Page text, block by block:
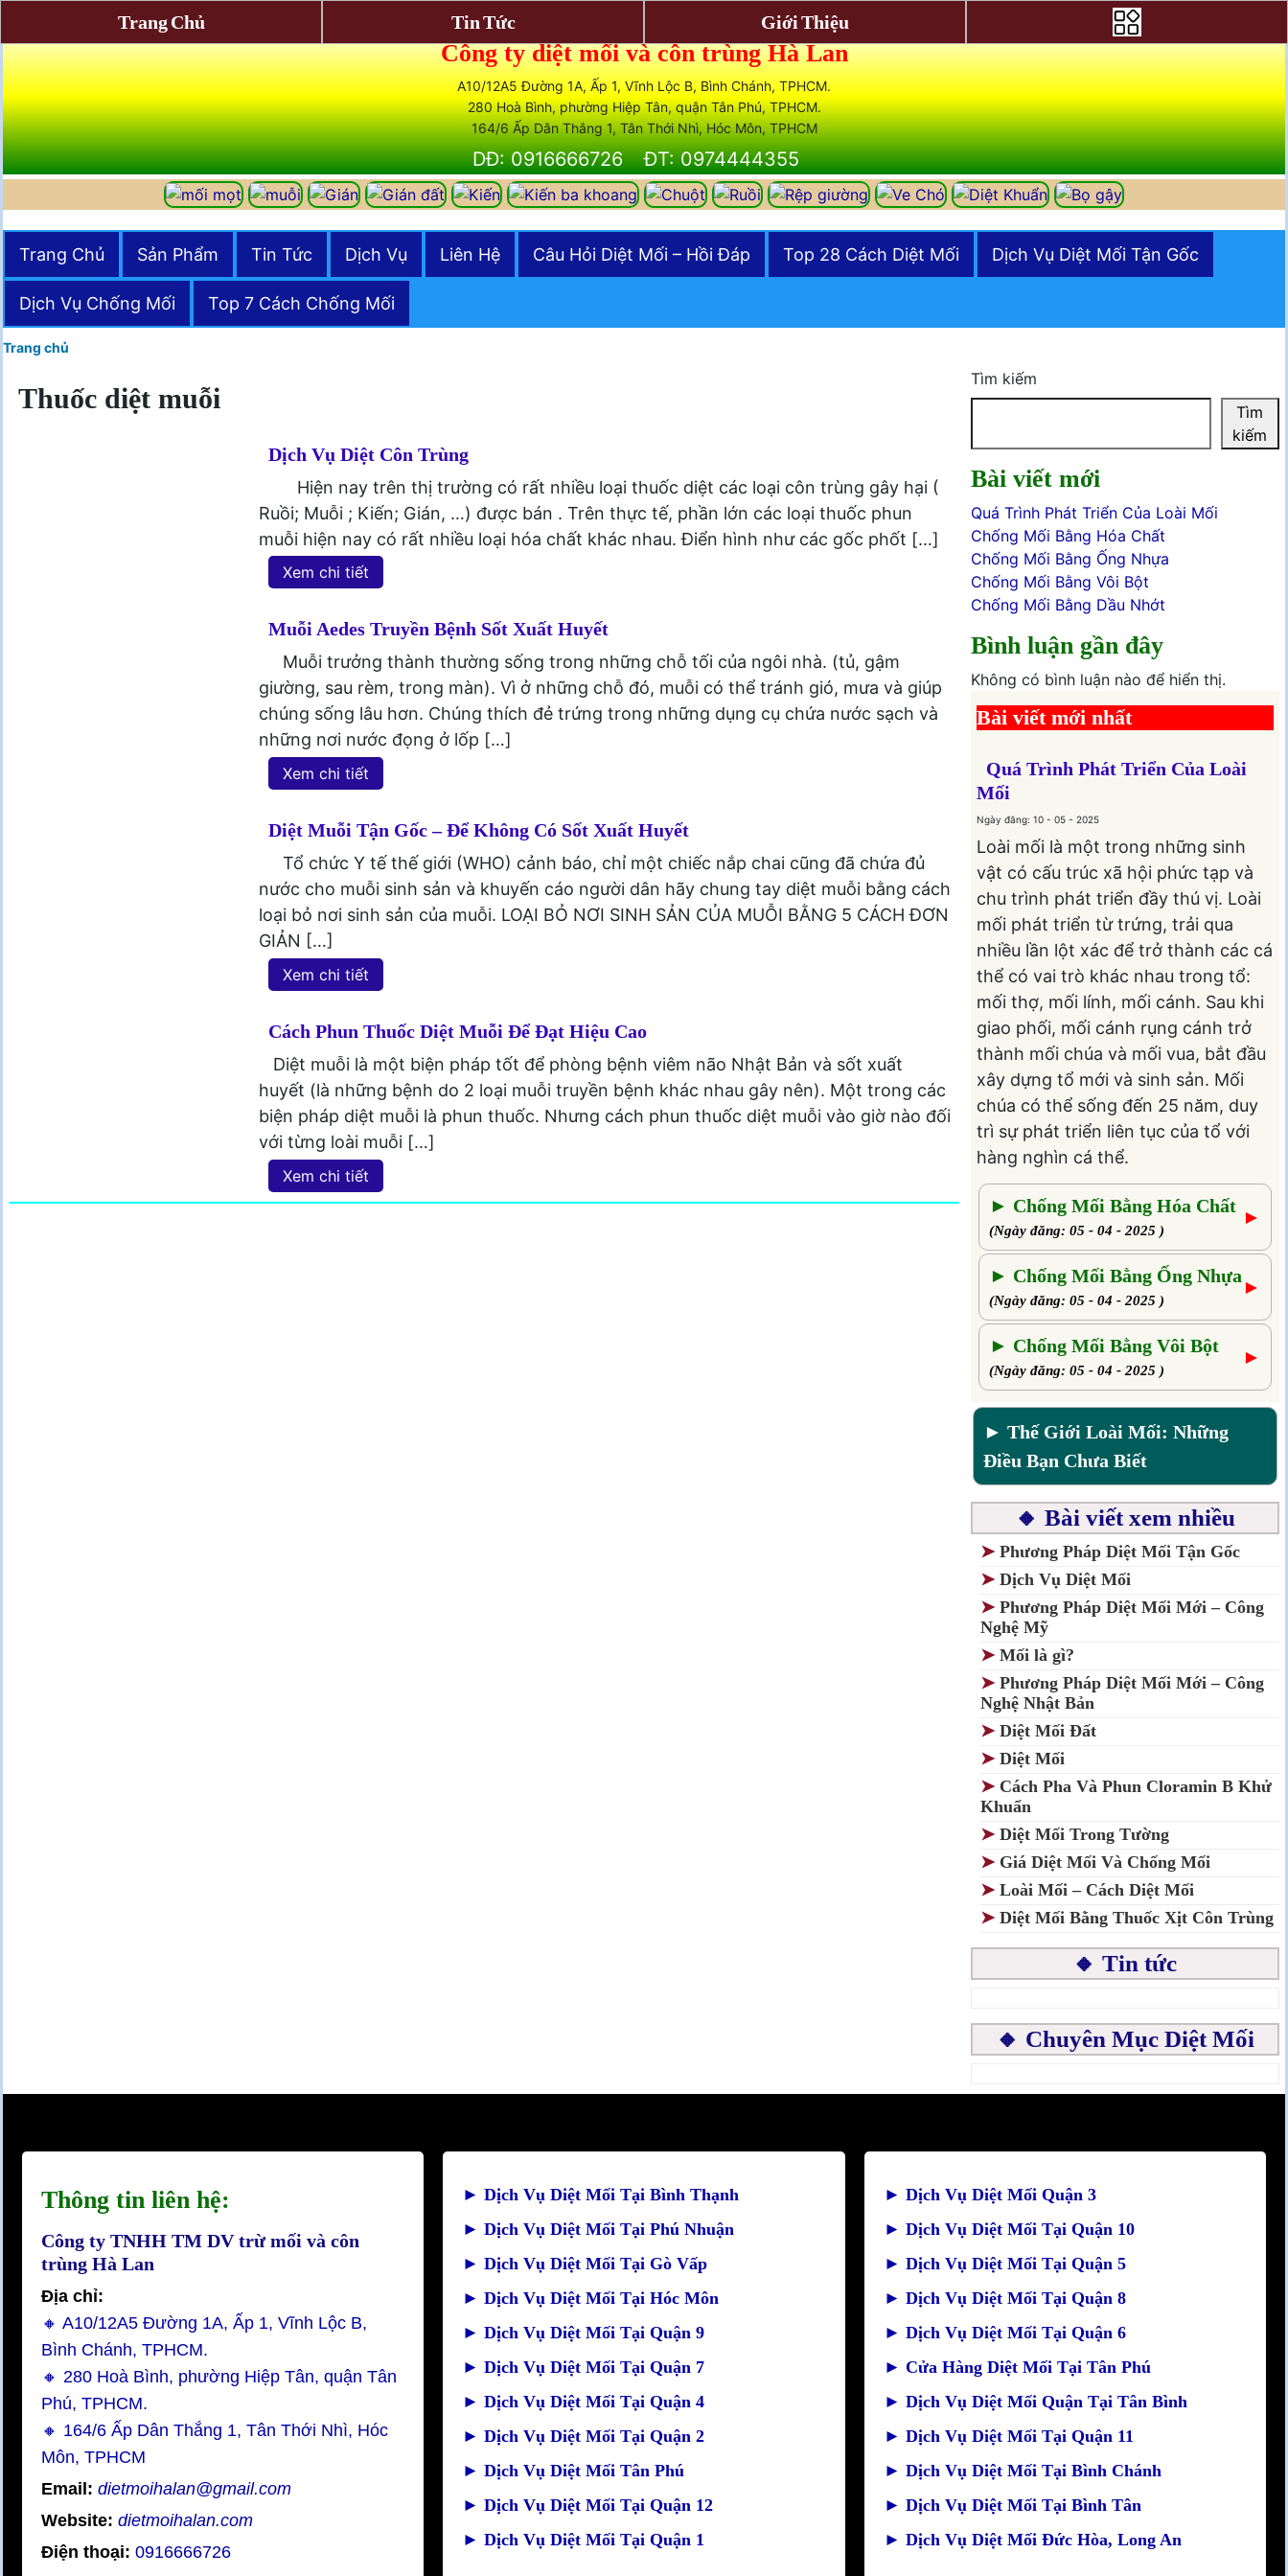
Công ty diệt mối và côn trùng Hà Lan
A10/12A5 Đường 1A, Ấp 1, Vĩnh Lộc B, Bình Chánh, TPHCM.
280 Hoà Bình, phường Hiệp Tân, quận Tân Phú, TPHCM.
164/6 Ấp Dân Thắng 1, Tân Thới Nhì, Hóc Môn, TPHCM
DĐ: 0916666726 ĐT: 0974444355
Trang Chủ Sản Phẩm Tin Tức Dịch Vụ Liên Hệ Câu Hỏi Diệt Mối – Hồi Đáp Top 28 Cách Diệt Mối Dịch Vụ Diệt Mối Tận Gốc
Dịch Vụ Chống Mối Top 7 Cách Chống Mối
Trang chủ
Thuốc diệt muỗi
Dịch Vụ Diệt Côn Trùng
Hiện nay trên thị trường có rất nhiều loại thuốc diệt các loại côn trùng gây hại (
Ruồi; Muỗi ; Kiến; Gián, …) được bán . Trên thực tế, phần lớn các loại thuốc phun
muỗi hiện nay có rất nhiều loại hóa chất khác nhau. Điển hình như các gốc phốt […]
Xem chi tiết
Muỗi Aedes Truyền Bệnh Sốt Xuất Huyết
Muỗi trưởng thành thường sống trong những chỗ tối của ngôi nhà. (tủ, gậm
giường, sau rèm, trong màn). Vì ở những chỗ đó, muỗi có thể tránh gió, mưa và giúp
chúng sống lâu hơn. Chúng thích đẻ trứng trong những dụng cụ chứa nước sạch và
những nơi nước đọng ở lốp […]
Xem chi tiết
Diệt Muỗi Tận Gốc – Để Không Có Sốt Xuất Huyết
Tổ chức Y tế thế giới (WHO) cảnh báo, chỉ một chiếc nắp chai cũng đã chứa đủ
nước cho muỗi sinh sản và khuyến cáo người dân hãy chung tay diệt muỗi bằng cách
loại bỏ nơi sinh sản của muỗi. LOẠI BỎ NƠI SINH SẢN CỦA MUỖI BẰNG 5 CÁCH ĐƠN
GIẢN […]
Xem chi tiết
Cách Phun Thuốc Diệt Muỗi Để Đạt Hiệu Cao
Diệt muỗi là một biện pháp tốt để phòng bệnh viêm não Nhật Bản và sốt xuất
huyết (là những bệnh do 2 loại muỗi truyền bệnh khác nhau gây nên). Một trong các
biện pháp diệt muỗi là phun thuốc. Nhưng cách phun thuốc diệt muỗi vào giờ nào đối
với từng loài muỗi […]
Xem chi tiết
Tìm kiếm
Tìm
kiếm
Bài viết mới
Quá Trình Phát Triển Của Loài Mối
Chống Mối Bằng Hóa Chất
Chống Mối Bằng Ống Nhựa
Chống Mối Bằng Vôi Bột
Chống Mối Bằng Dầu Nhớt
Bình luận gần đây
Không có bình luận nào để hiển thị.
Bài viết mới nhất
Quá Trình Phát Triển Của Loài
Mối
Ngày đăng: 10 - 05 - 2025
Loài mối là một trong những sinh
vật có cấu trúc xã hội phức tạp và
chu trình phát triển đầy thú vị. Loài
mối phát triển từ trứng, trải qua
nhiều lần lột xác để trở thành các cá
thể có vai trò khác nhau trong tổ:
mối thợ, mối lính, mối cánh. Sau khi
giao phối, mối cánh rụng cánh trở
thành mối chúa và mối vua, bắt đầu
xây dựng tổ mới và sinh sản. Mối
chúa có thể sống đến 25 năm, duy
trì sự phát triển liên tục của tổ với
hàng nghìn cá thể.
► Chống Mối Bằng Hóa Chất
(Ngày đăng: 05 - 04 - 2025 )
►
► Chống Mối Bằng Ống Nhựa
(Ngày đăng: 05 - 04 - 2025 )
►
► Chống Mối Bằng Vôi Bột
(Ngày đăng: 05 - 04 - 2025 )
►
► Thế Giới Loài Mối: Những
Điều Bạn Chưa Biết
🔸 Bài viết xem nhiều
➤ Phương Pháp Diệt Mối Tận Gốc
➤ Dịch Vụ Diệt Mối
➤ Phương Pháp Diệt Mối Mới – Công
Nghệ Mỹ
➤ Mối là gì?
➤ Phương Pháp Diệt Mối Mới – Công
Nghệ Nhật Bản
➤ Diệt Mối Đất
➤ Diệt Mối
➤ Cách Pha Và Phun Cloramin B Khử
Khuẩn
➤ Diệt Mối Trong Tường
➤ Giá Diệt Mối Và Chống Mối
➤ Loài Mối – Cách Diệt Mối
➤ Diệt Mối Bằng Thuốc Xịt Côn Trùng
🔸 Tin tức
🔸 Chuyên Mục Diệt Mối
Thông tin liên hệ:
Công ty TNHH TM DV trừ mối và côn
trùng Hà Lan
Địa chỉ:
🔸 A10/12A5 Đường 1A, Ấp 1, Vĩnh Lộc B,
Bình Chánh, TPHCM.
🔸 280 Hoà Bình, phường Hiệp Tân, quận Tân
Phú, TPHCM.
🔸 164/6 Ấp Dân Thắng 1, Tân Thới Nhì, Hóc
Môn, TPHCM
Email: dietmoihalan@gmail.com
Website: dietmoihalan.com
Điện thoại: 0916666726
►Dịch Vụ Diệt Mối Tại Bình Thạnh
►Dịch Vụ Diệt Mối Tại Phú Nhuận
►Dịch Vụ Diệt Mối Tại Gò Vấp
►Dịch Vụ Diệt Mối Tại Hóc Môn
►Dịch Vụ Diệt Mối Tại Quận 9
►Dịch Vụ Diệt Mối Tại Quận 7
►Dịch Vụ Diệt Mối Tại Quận 4
►Dịch Vụ Diệt Mối Tại Quận 2
►Dịch Vụ Diệt Mối Tân Phú
►Dịch Vụ Diệt Mối Tại Quận 12
►Dịch Vụ Diệt Mối Tại Quận 1
► Dịch Vụ Diệt Mối Quận 3
► Dịch Vụ Diệt Mối Tại Quận 10
► Dịch Vụ Diệt Mối Tại Quận 5
► Dịch Vụ Diệt Mối Tại Quận 8
► Dịch Vụ Diệt Mối Tại Quận 6
► Cửa Hàng Diệt Mối Tại Tân Phú
► Dịch Vụ Diệt Mối Quận Tại Tân Bình
► Dịch Vụ Diệt Mối Tại Quận 11
► Dịch Vụ Diệt Mối Tại Bình Chánh
► Dịch Vụ Diệt Mối Tại Bình Tân
► Dịch Vụ Diệt Mối Đức Hòa, Long An
Trang Chủ Tin Tức Giới Thiệu